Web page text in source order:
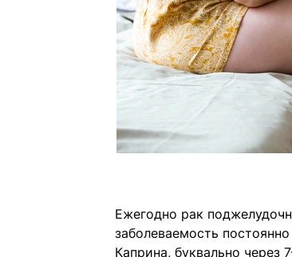
Ежегодно рак
заболеваемость
Каприна, буквально через